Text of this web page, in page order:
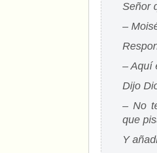
Señor
–
– Aquí
Dijo
– No
que
Y